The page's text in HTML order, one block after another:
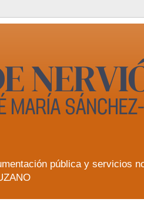
pública y servicios